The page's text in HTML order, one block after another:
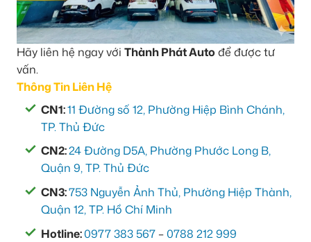
Hãy liên hệ ngay với Thành Phát Auto để được tư
vấn.
Thông Tin Liên Hệ
CN1:11 Đường số 12, Phường Hiệp Bình Chánh,
TP. Thủ Đức
CN2:24 Đường D5A, Phường Phước Long B,
Quận 9, TP. Thủ Đức
CN3:753 Nguyễn Ảnh Thủ, Phường Hiệp Thành,
Quận 12, TP. Hồ Chí Minh
Hotline:0977 383 567 –0788 212 999